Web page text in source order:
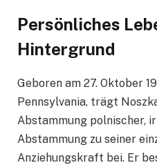
Persönliches
Hintergrund
Geboren am 27. Oktober
Pennsylvania, trägt
Abstammung polnischer,
Abstammung zu seiner
Anziehungskraft bei. Er